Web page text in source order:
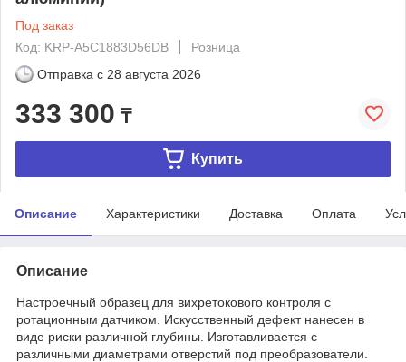
Под заказ
Код: KRP-A5C1883D56DB
Розница
Отправка с 28 августа 2026
333 300 ₸
Купить
Описание Характеристики Доставка Оплата
Описание
Настроечный образец для вихретокового контроля с
ротационным датчиком. Искусственный дефект нанесен в
виде риски различной глубины. Изготавливается с
различными диаметрами отверстий под преобразователи.